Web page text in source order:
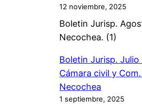
12 noviembre, 2025
Boletin Jurisp.
Necochea. (1)
Boletin Jurisp. Julio
Cámara civil y
Necochea
1 septiembre, 2025